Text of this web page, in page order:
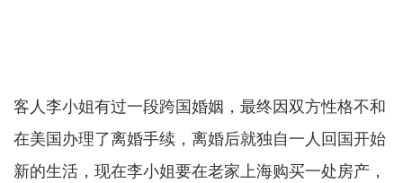
客人李小姐有过一段跨国婚姻，最终因双方性格不和
在美国办理了离婚手续，离婚后就独自一人回国开始
新的生活，现在李小姐要在老家上海购买一处房产，